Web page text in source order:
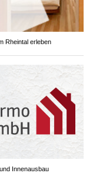
Rheintal erleben
Innenausbau